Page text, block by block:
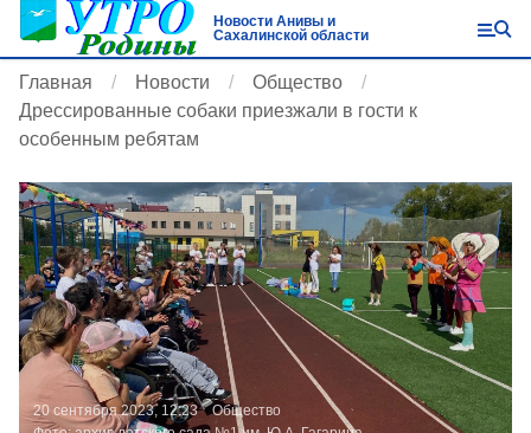
Новости Анивы и
Сахалинской области
Главная Новости
Общество
Дрессированные собаки приезжали в гости к
особенным ребятам
20 сентября 2023, 12:23
Общество